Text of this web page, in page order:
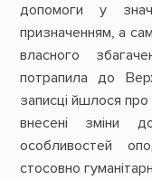
допомоги у
призначенням, а
власного
потрапила до
записці йшлося
внесені зміни
особливостей
стосовно